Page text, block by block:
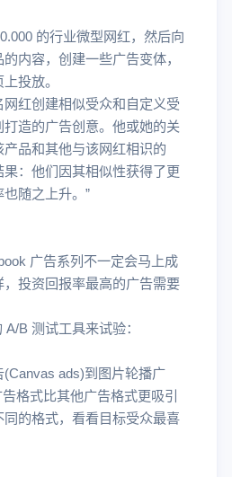
的行业微型网红，然后向
内容，创建一些广告变体，
投放。
红创建相似受众和自定义受
造的广告创意。他或她的关
品和其他与该网红相识的
果：他们因其相似性获得了更
随之上升。”
广告系列不一定会马上成
投资回报率最高的广告需要
B 测试工具来试验：
ads)到图片轮播广
格式比其他广告格式更吸引
同的格式，看看目标受众最喜